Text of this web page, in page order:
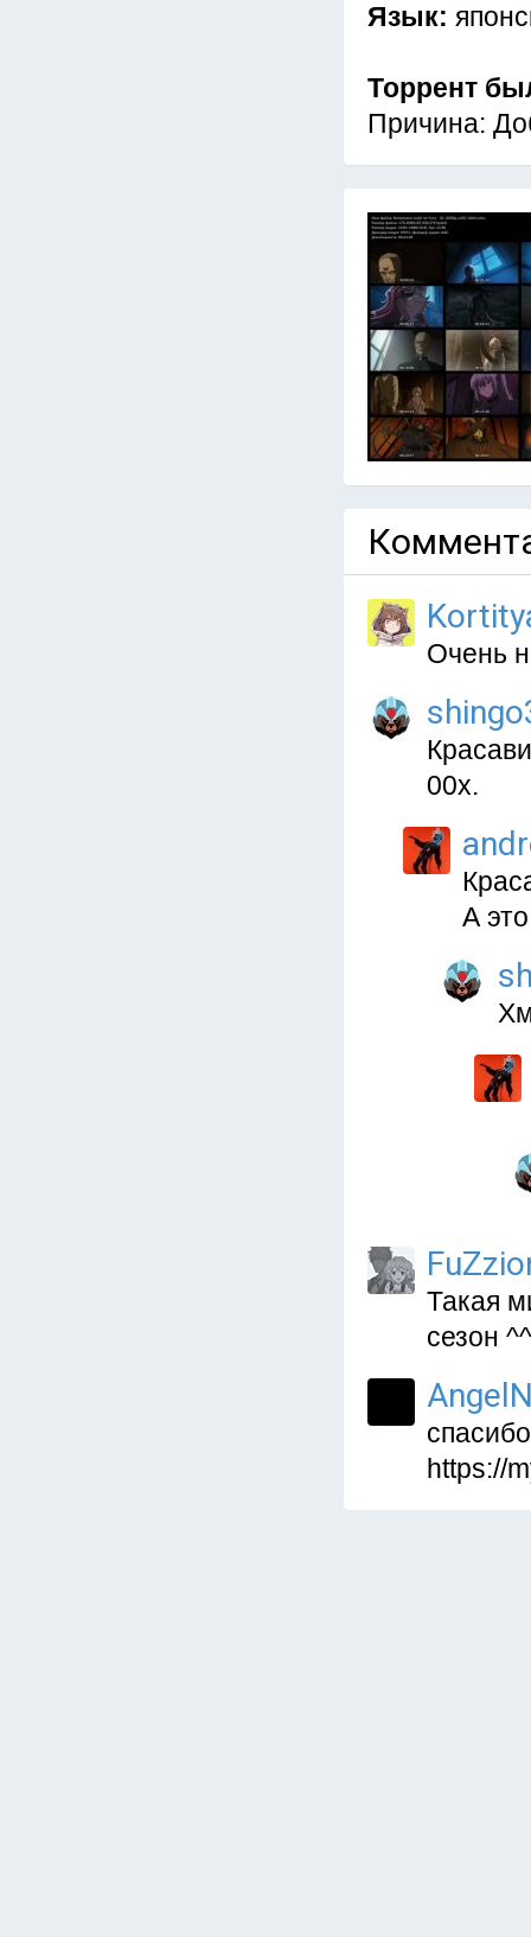
Язык:
Торрент
Причина:
Очень
00х.
А
Такая
сезон ^^
https://